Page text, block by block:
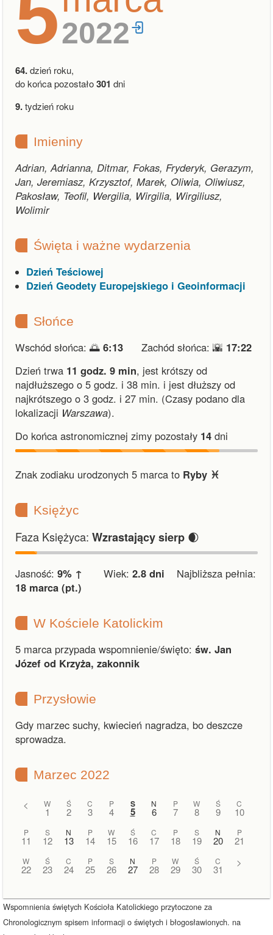
2022
64.dzień roku,
do końca pozostało301 dni
9.tydzień roku
Imieniny
Adrian, Adrianna, Ditmar, Fokas, Fryderyk, Gerazym,
Jan, Jeremiasz, Krzysztof, Marek, Oliwia, Oliwiusz,
Pakosław, Teofil, Wergilia, Wirgilia, Wirgiliusz,
Wolimir
Święta i ważne wydarzenia
Dzień Teściowej
Dzień Geodety Europejskiego i Geoinformacji
Słońce
Wschód słońca: 🌅 6:13 Zachód słońca: 🌇 17:22
Dzień trwa 11 godz. 9 min, jest krótszy od
najdłuższego o 5 godz. i 38 min. i jest dłuższy od
najkrótszego o 3 godz. i 27 min. (Czasy podano dla
lokalizacji Warszawa).
Do końca astronomicznej zimy pozostały 14 dni
Znak zodiaku urodzonych 5 marca to Ryby ♓︎
Księżyc
Faza Księżyca: Wzrastający sierp 🌒
Jasność: 9% ↑ Wiek: 2.8 dni Najbliższa pełnia:
18 marca (pt.)
W Kościele Katolickim
5 marca przypada wspomnienie/święto: św. Jan
Józef od Krzyża, zakonnik
Przysłowie
Gdy marzec suchy, kwiecień nagradza, bo deszcze
sprowadza.
Marzec 2022
< W
1
Ś
2
C
3
P
4
S
5
N
6
P
7
W
8
Ś
9
C
10
P
11
S
12
N
13
P
14
W
15
Ś
16
C
17
P
18
S
19
N
20
P
21
W
22
Ś
23
C
24
P
25
S
26
N
27
P
28
W
29
Ś
30
C
31
>
Wspomnienia świętych Kościoła Katolickiego przytoczone za
Chronologicznym spisem informacji o świętych i błogosławionych. na